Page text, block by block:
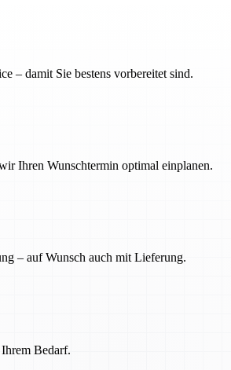
– damit Sie bestens vorbereitet sind.
Ihren Wunschtermin optimal einplanen.
– auf Wunsch auch mit Lieferung.
Bedarf.